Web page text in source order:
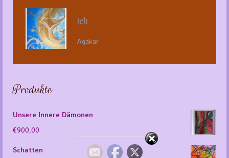
ich
Agakar
Produkte
Unsere Innere Dämonen
€900,00
Schatten